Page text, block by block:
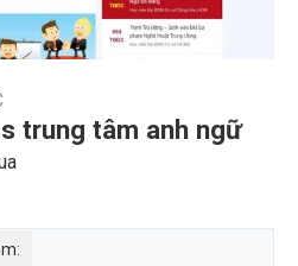
trung tâm anh ngữ